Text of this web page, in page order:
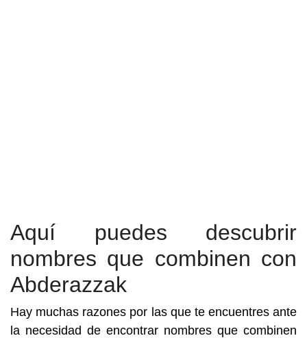
Aquí puedes descubrir
nombres que combinen con
Abderazzak
Hay muchas razones por las que te encuentres ante
la necesidad de encontrar nombres que combinen